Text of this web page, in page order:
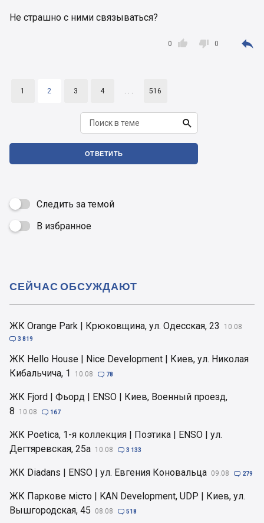
Не страшно с ними связываться?

0  0 
1 2 3 4 . . . 516

ОТВЕТИТЬ
Следить за темой
 В избранное
ЖК Orange Park | Крюковщина, ул. Одесская, 23 10.08
 3 819
ЖК Hello House | Nice Development | Киев, ул. Николая
Кибальчича, 1
10.08  78
ЖК Fjord | Фьорд | ENSO | Киев, Военный проезд,
8
10.08  167
ЖК Poetica, 1-я коллекция | Поэтика | ENSO | ул.
Дегтяревская, 25а 10.08  3 133
ЖК Diadans | ENSO | ул. Евгения Коновальца 09.08  279
ЖК Паркове місто | KAN Development, UDP | Киев, ул.
Вышгородская, 45
08.08  518
СЕЙЧАС ОБСУЖДАЮТ